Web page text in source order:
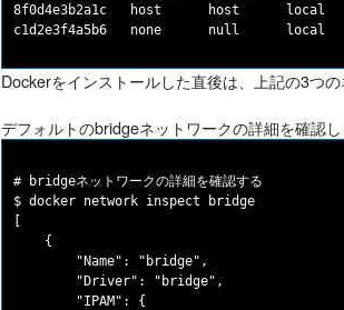
8f0d4e3b2a1c   host      host      local
Dockerをインストールした直後は、上記の3つ
デフォルトのbridgeネットワークの詳細を確認し
# bridgeネットワークの詳細を確認する
$ docker network inspect bridge
    {
        "Name": "bridge",
        "Driver": "bridge",
        "IPAM": {